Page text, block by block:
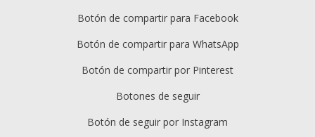
Botón de compartir para Facebook
Botón de compartir para WhatsApp
Botón de compartir por Pinterest
Botones de seguir
Botón de seguir por Instagram